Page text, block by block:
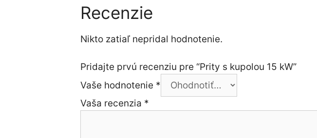
Recenzie
Nikto zatiaľ nepridal hodnotenie.
Pridajte prvú recenziu pre “Prity s kupolou 15 kW”
Vaše hodnotenie *
Vaša recenzia *